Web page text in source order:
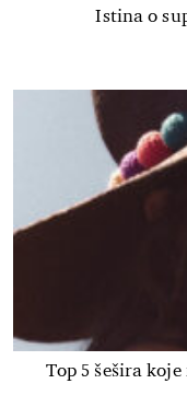
Istina o
Top 5 šešira